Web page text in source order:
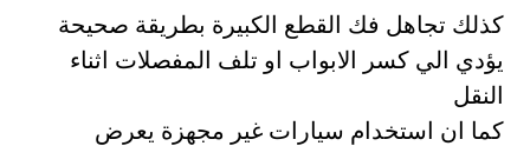
كذلك تجاهل فك القطع الكبيرة بطريقة صحيحة
يؤدي الي كسر الابواب او تلف المفصلات اثناء
النقل
كما ان استخدام سيارات غير مجهزة يعرض